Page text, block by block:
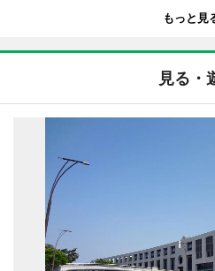
もっと見
見る・